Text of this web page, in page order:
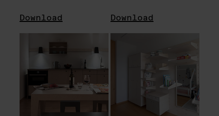
Download Download